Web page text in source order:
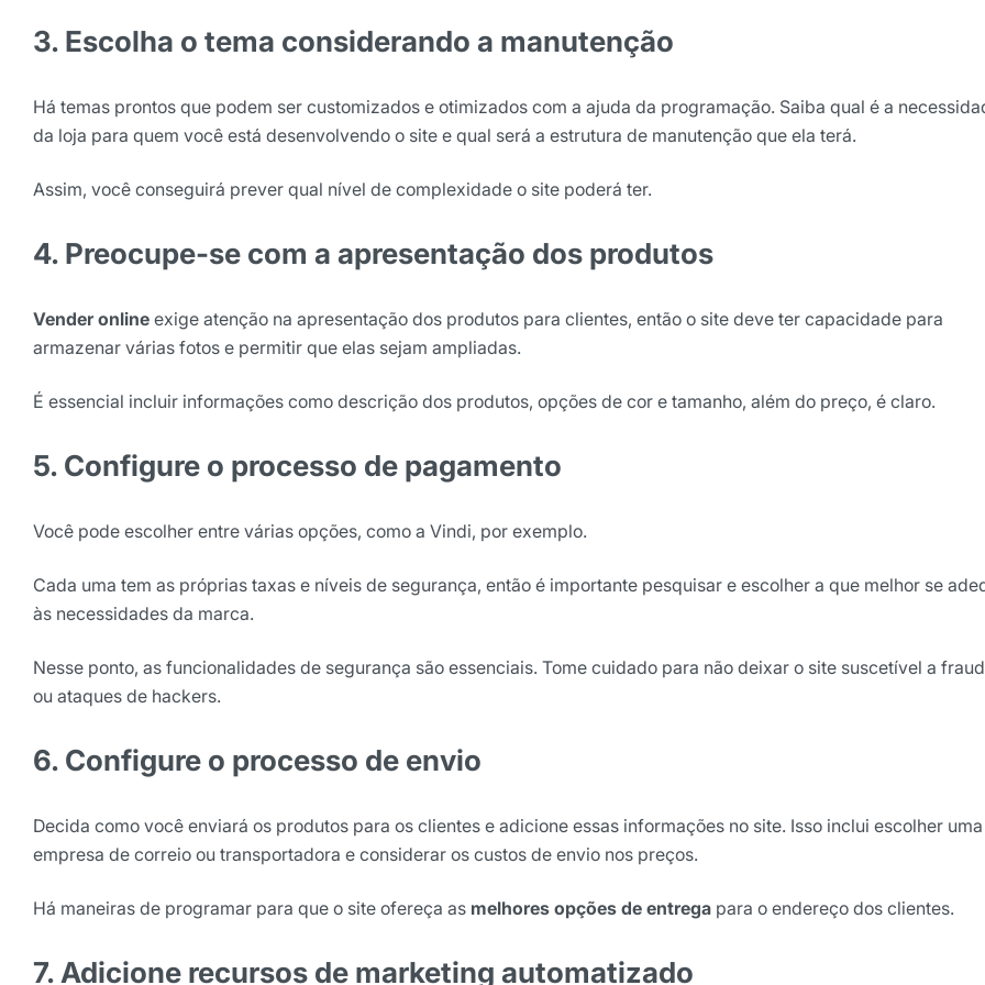
3. Escolha o tema considerando a manutenção
Há temas prontos que podem ser customizados e otimizados com a ajuda da programação. Saiba qual é a
da loja para quem você está desenvolvendo o site e qual será a estrutura de manutenção que ela terá.
Assim, você conseguirá prever qual nível de complexidade o site poderá ter.
4. Preocupe-se com a apresentação dos produtos
Vender online exige atenção na apresentação dos produtos para clientes, então o site deve ter capacidade para
armazenar várias fotos e permitir que elas sejam ampliadas.
É essencial incluir informações como descrição dos produtos, opções de cor e tamanho, além do preço, é claro.
5. Configure o processo de pagamento
Você pode escolher entre várias opções, como a Vindi, por exemplo.
Cada uma tem as próprias taxas e níveis de segurança, então é importante pesquisar e escolher a que melhor se
às necessidades da marca.
Nesse ponto, as funcionalidades de segurança são essenciais. Tome cuidado para não deixar o site suscetível a
ou ataques de hackers.
6. Configure o processo de envio
Decida como você enviará os produtos para os clientes e adicione essas informações no site. Isso inclui escolher uma
empresa de correio ou transportadora e considerar os custos de envio nos preços.
Há maneiras de programar para que o site ofereça as melhores opções de entrega para o endereço dos clientes.
7. Adicione recursos de marketing automatizado